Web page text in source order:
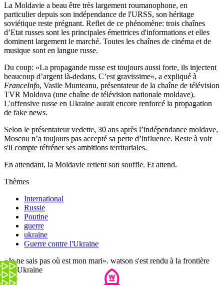
La Moldavie a beau être très largement roumanophone, en
particulier depuis son indépendance de l'URSS, son héritage
soviétique reste prégnant. Reflet de ce phénomène: trois chaînes
d’Etat russes sont les principales émettrices d'informations et elles
dominent largement le marché. Toutes les chaînes de cinéma et de
musique sont en langue russe.
Du coup: «La propagande russe est toujours aussi forte, ils injectent
beaucoup d’argent là-dedans. C’est gravissime», a expliqué à
FranceInfo, Vasile Munteanu, présentateur de la chaîne de télévision
TVR Moldova (une chaîne de télévision nationale moldave).
L'offensive russe en Ukraine aurait encore renforcé la propagation
de fake news.
Selon le présentateur vedette, 30 ans après l’indépendance moldave,
Moscou n’a toujours pas accepté sa perte d’influence. Reste à voir
s'il compte réfréner ses ambitions territoriales.
En attendant, la Moldavie retient son souffle. Et attend.
Thèmes
International
Russie
Poutine
guerre
ukraine
Guerre contre l'Ukraine
«Je ne sais pas où est mon mari». watson s'est rendu à la frontière
de l'Ukraine